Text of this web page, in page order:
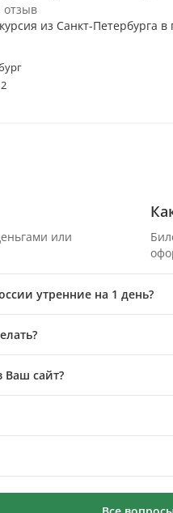
отзыв
из Санкт-Петербурга
или
утренние на 1 день?
Ваш сайт?